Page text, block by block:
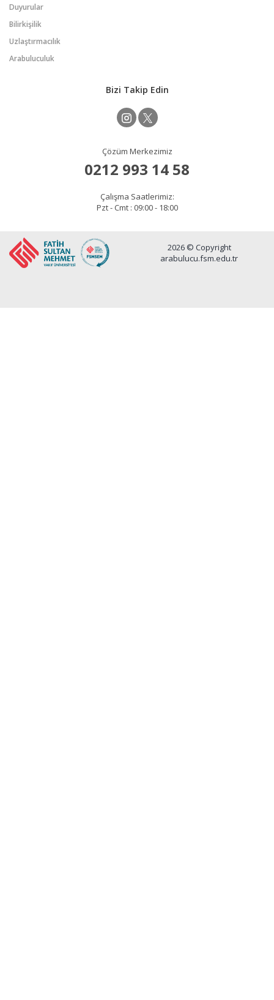
Duyurular
Bilirkişilik
Uzlaştırmacılık
Arabuluculuk
Bizi Takip Edin
Çözüm Merkezimiz
0212 993 14 58
Çalışma Saatlerimiz:
Pzt - Cmt : 09:00 - 18:00
2026 © Copyright
arabulucu.fsm.edu.tr